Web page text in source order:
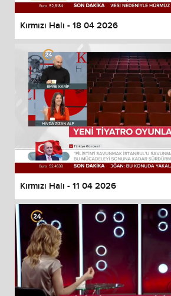
Kırmızı Halı - 18 04 2026
Kırmızı Halı - 11 04 2026